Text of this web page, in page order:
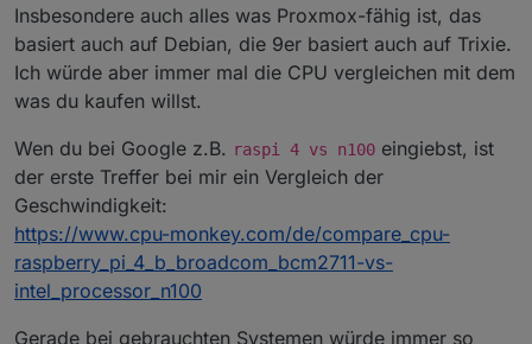
Insbesondere auch alles was Proxmox-fähig ist, das
basiert auch auf Debian, die 9er basiert auch auf Trixie.
Ich würde aber immer mal die CPU vergleichen mit dem
was du kaufen willst.
Wen du bei Google z.B. raspi 4 vs n100 eingiebst, ist
der erste Treffer bei mir ein Vergleich der
Geschwindigkeit:
https://www.cpu-monkey.com/de/compare_cpu-
raspberry_pi_4_b_broadcom_bcm2711-vs-
intel_processor_n100
Gerade bei gebrauchten Systemen würde immer so